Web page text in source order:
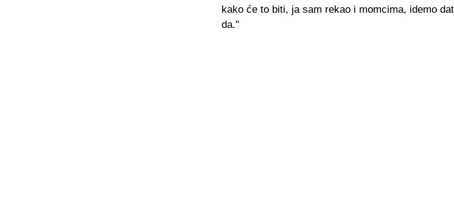
kako će to biti, ja sam rekao i momcima, idemo
da."